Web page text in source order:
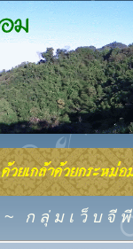
~ ก ลุ่ ม เ ว็ บ จี